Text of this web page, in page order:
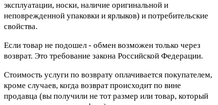
эксплуатации, носки, наличие оригинальной и
неповрежденной упаковки и ярлыков) и потребительские
свойства.
Если товар не подошел - обмен возможен только через
возврат. Это требование закона Российской Федерации.
Стоимость услуги по возврату оплачивается покупателем,
кроме случаев, когда возврат происходит по вине
продавца (вы получили не тот размер или товар, который